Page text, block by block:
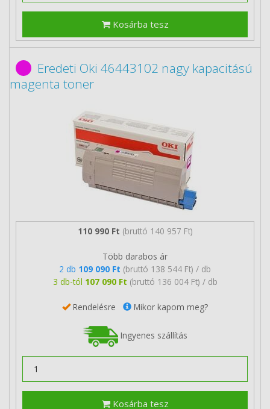
Kosárba tesz
Eredeti Oki 46443102 nagy kapacitású
magenta toner
110 990 Ft (bruttó 140 957 Ft)
Több darabos ár
2 db 109 090 Ft (bruttó 138 544 Ft) / db
3 db-tól 107 090 Ft (bruttó 136 004 Ft) / db
Rendelésre Mikor kapom meg?
Ingyenes szállítás
Kosárba tesz